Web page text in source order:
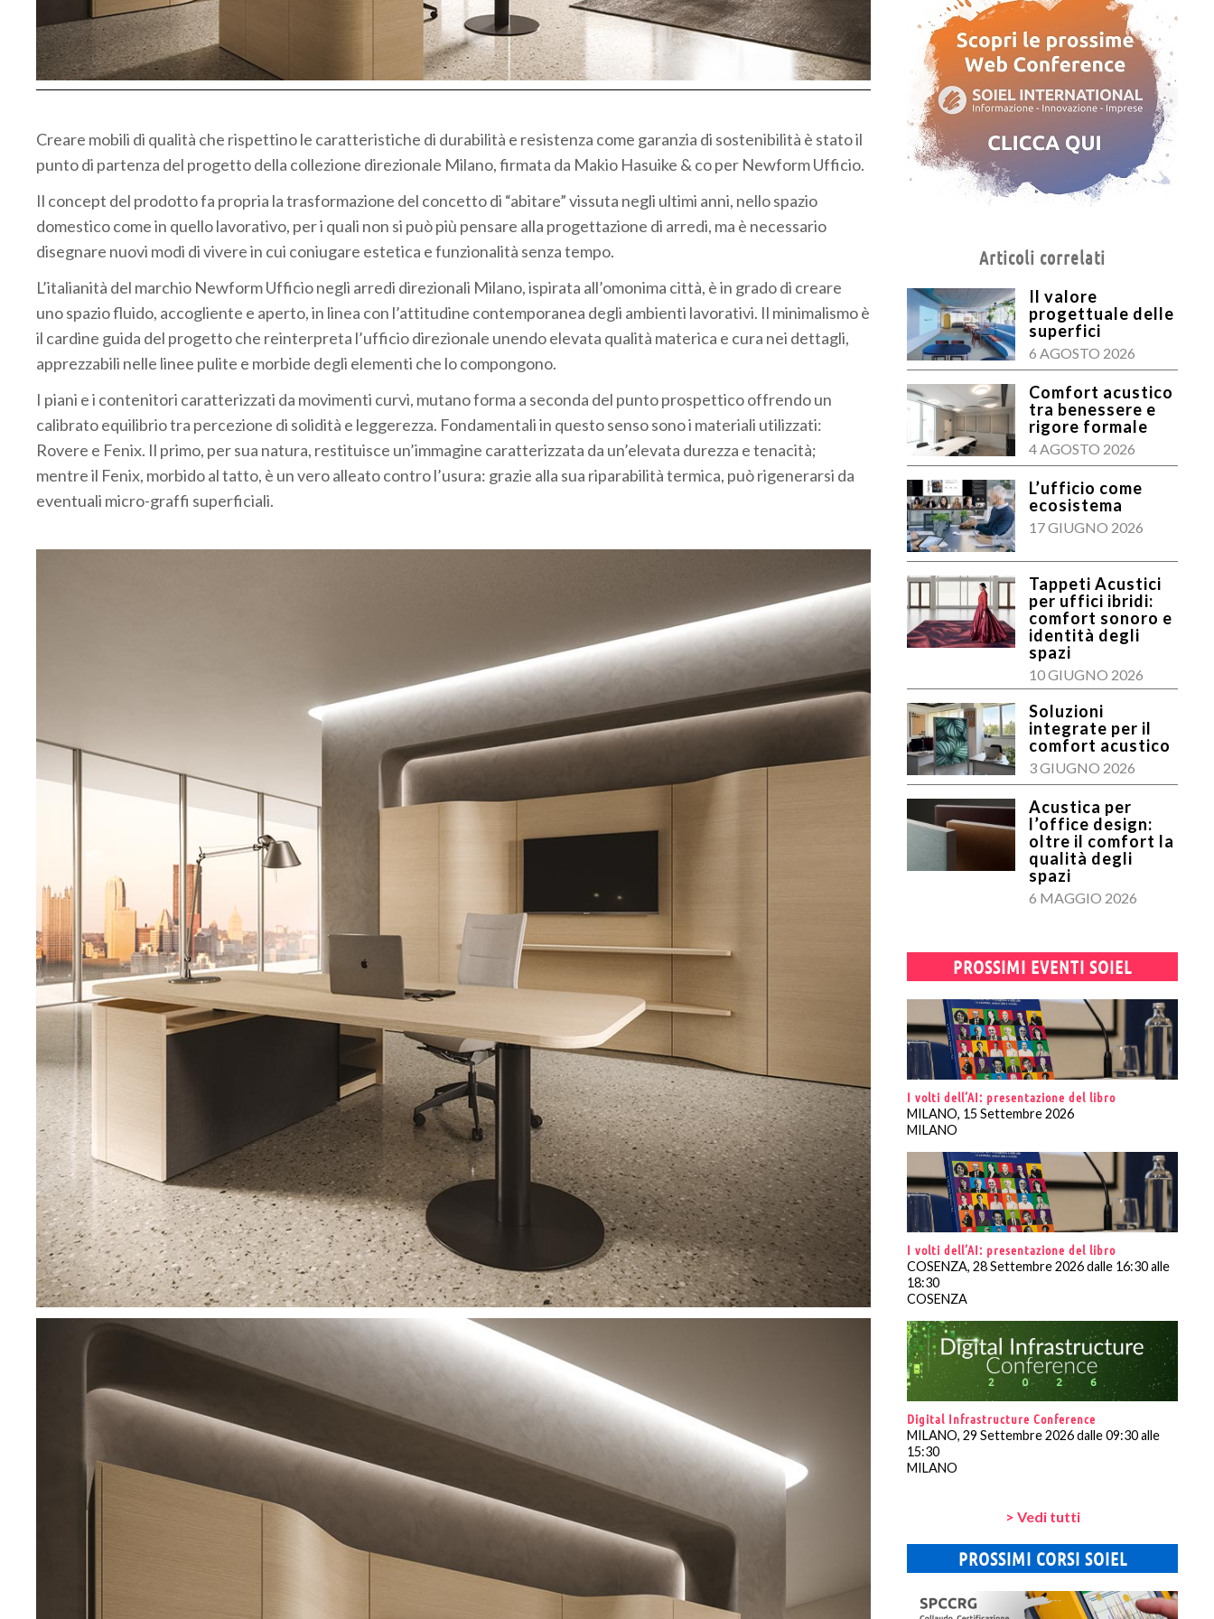
Creare mobili di qualità che rispettino le caratteristiche di durabilità e resistenza come garanzia di sostenibilità è stato il
punto di partenza del progetto della collezione direzionale Milano, firmata da Makio Hasuike & co per Newform Ufficio.
Il concept del prodotto fa propria la trasformazione del concetto di “abitare” vissuta negli ultimi anni, nello spazio
domestico come in quello lavorativo, per i quali non si può più pensare alla progettazione di arredi, ma è necessario
disegnare nuovi modi di vivere in cui coniugare estetica e funzionalità senza tempo.
L’italianità del marchio Newform Ufficio negli arredi direzionali Milano, ispirata all’omonima città, è in grado di creare
uno spazio fluido, accogliente e aperto, in linea con l’attitudine contemporanea degli ambienti lavorativi. Il minimalismo è
il cardine guida del progetto che reinterpreta l’ufficio direzionale unendo elevata qualità materica e cura nei dettagli,
apprezzabili nelle linee pulite e morbide degli elementi che lo compongono.
I piani e i contenitori caratterizzati da movimenti curvi, mutano forma a seconda del punto prospettico offrendo un
calibrato equilibrio tra percezione di solidità e leggerezza. Fondamentali in questo senso sono i materiali utilizzati:
Rovere e Fenix. Il primo, per sua natura, restituisce un’immagine caratterizzata da un’elevata durezza e tenacità;
mentre il Fenix, morbido al tatto, è un vero alleato contro l’usura: grazie alla sua riparabilità termica, può rigenerarsi da
eventuali micro-graffi superficiali.
Articoli correlati
Il valore
progettuale delle
superfici
6 AGOSTO 2026
Comfort acustico
tra benessere e
rigore formale
4 AGOSTO 2026
L’ufficio come
ecosistema
17 GIUGNO 2026
Tappeti Acustici
per uffici ibridi:
comfort sonoro e
identità degli
spazi
10 GIUGNO 2026
Soluzioni
integrate per il
comfort acustico
3 GIUGNO 2026
Acustica per
l’office design:
oltre il comfort la
qualità degli
spazi
6 MAGGIO 2026
PROSSIMI EVENTI SOIEL
I volti dell’AI: presentazione del libro
MILANO, 15 Settembre 2026
MILANO
I volti dell’AI: presentazione del libro
COSENZA, 28 Settembre 2026 dalle 16:30 alle
18:30
COSENZA
Digital Infrastructure Conference
MILANO, 29 Settembre 2026 dalle 09:30 alle
15:30
MILANO
> Vedi tutti
PROSSIMI CORSI SOIEL